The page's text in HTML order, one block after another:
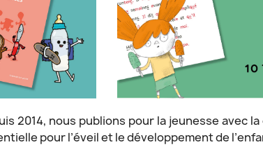
2014, nous publions pour la jeunesse avec
pour l’éveil et le développement de